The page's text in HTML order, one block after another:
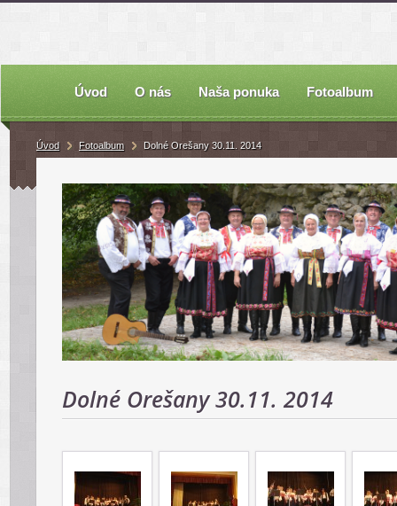
Úvod O nás Naša ponuka Fotoalbum
Úvod Fotoalbum Dolné Orešany 30.11. 2014
Dolné Orešany 30.11. 2014